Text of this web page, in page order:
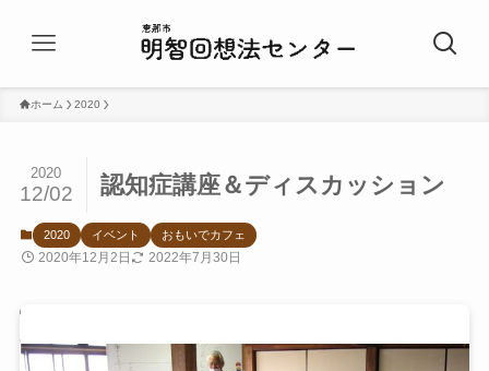
ホーム 2020
認知症講座＆ディスカッション
2020
12/02
2020 イベント おもいでカフェ
2020年12月2日 2022年7月30日